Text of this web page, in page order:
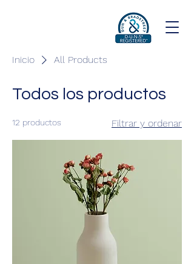
Inicio All Products
Todos los productos
12 productos Filtrar y ordenar